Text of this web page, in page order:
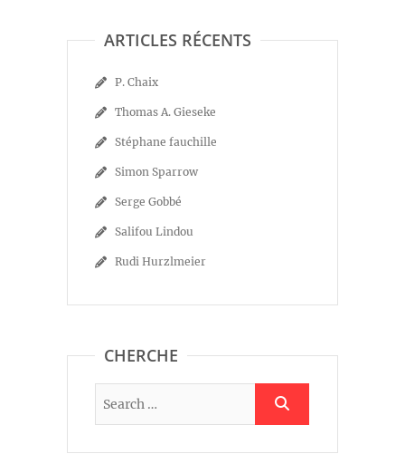
ARTICLES RÉCENTS
P. Chaix
Thomas A. Gieseke
Stéphane fauchille
Simon Sparrow
Serge Gobbé
Salifou Lindou
Rudi Hurzlmeier
CHERCHE